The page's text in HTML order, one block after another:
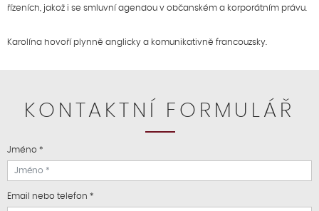
řízeních, jakož i se smluvní agendou v občanském a korporátním právu.
Karolína hovoří plynně anglicky a komunikativně francouzsky.
KONTAKTNÍ FORMULÁŘ
Jméno *
Email nebo telefon *